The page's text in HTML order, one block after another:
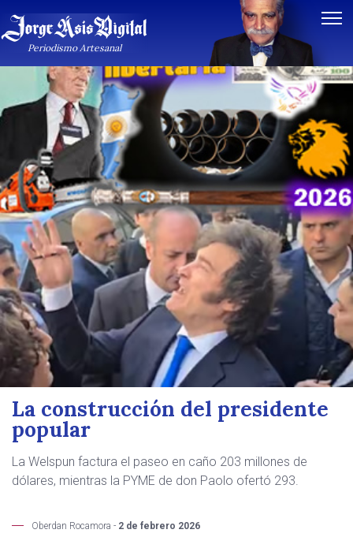
Periodismo Artesanal
La construcción del presidente
popular
La Welspun factura el paseo en caño 203 millones de
dólares, mientras la PYME de don Paolo ofertó 293.
Oberdan Rocamora - 2 de febrero 2026